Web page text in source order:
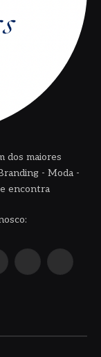
dos maiores
- Moda -
encontra
WhatsAppReddit TikTok